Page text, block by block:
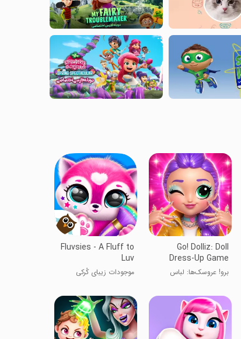
Go! Dolliz: Doll
Dress-Up Game
برو! عروسک‌ها: لباس
Fluvsies - A Fluff to
Luv
موجودات زیبای کُرکی